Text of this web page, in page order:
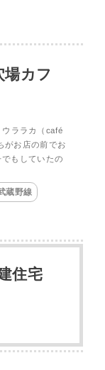
場カフ
ララカ（café
がお店の前でお
もしていたの
蔵野線
住宅